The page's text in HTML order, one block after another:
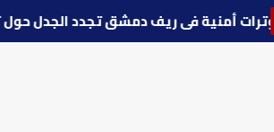
🔵توترات أمنية في ريف دمشق تجدد